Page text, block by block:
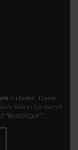
zu laden. Dabei
Wenn Sie damit
"Bestätigen".